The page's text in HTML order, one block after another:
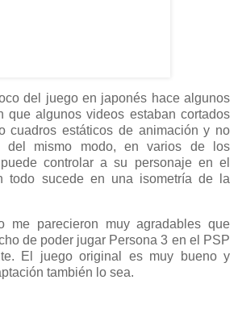
del juego en japonés hace algunos
que algunos videos estaban cortados
cuadros estáticos de animación y no
del mismo modo, en varios de los
controlar a su personaje en el
todo sucede en una isometría de la
me parecieron muy agradables que
de poder jugar Persona 3 en el PSP
El juego original es muy bueno y
también lo sea.